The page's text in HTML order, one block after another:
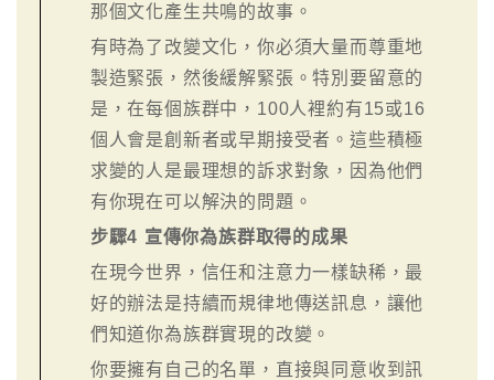
那個文化產生共鳴的故事。
有時為了改變文化，你必須大量而尊重地
製造緊張，然後緩解緊張。特別要留意的
是，在每個族群中，100人裡約有15或16
個人會是創新者或早期接受者。這些積極
求變的人是最理想的訴求對象，因為他們
有你現在可以解決的問題。
步驟4 宣傳你為族群取得的成果
在現今世界，信任和注意力一樣缺稀，最
好的辦法是持續而規律地傳送訊息，讓他
們知道你為族群實現的改變。
你要擁有自己的名單，直接與同意收到訊